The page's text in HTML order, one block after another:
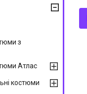
з
Атлас
костюми